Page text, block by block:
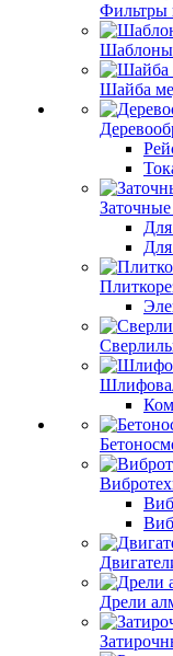
Фильтры
Шаблоны
Шайба
Дрели